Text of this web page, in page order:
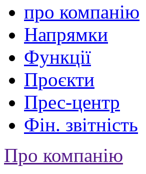
про компанію
Напрямки
Функції
Проєкти
Прес-центр
Фін. звітність
Про компанію